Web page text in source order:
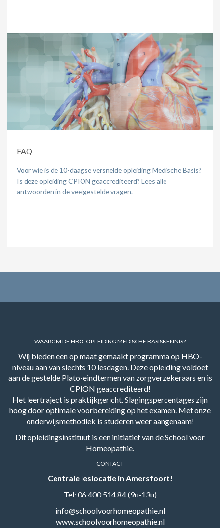
FAQ
Voor wie is de 10-daagse versnelde opleiding Medische Basis?
Is deze opleiding CPION geaccrediteerd? Lees alle
antwoorden in de veelgestelde vragen.
WAAROM DE HBO-OPLEIDING MEDISCHE BASISKENNIS?
Wij bieden een op maat gemaakt programma op HBO-
niveau aan van slechts 10 lesdagen. Deze opleiding voldoet
aan de gestelde Plato-eindtermen van zorgverzekeraars en is
CPION geaccrediteerd!
Het leertraject is praktijkgericht. Slagingspercentages zijn
hoog door optimale voorbereiding op het examen. Met onze
onderwijsmethodiek is studeren weer aangenaam!
Dit opleidingsinstituut is een initiatief van deSchool voor
Homeopathie
CONTACT
Centrale leslocatie in Amersfoort!
Tel: 06 400 514 84 (9u-13u)
info@schoolvoorhomeopathie.nl
www.schoolvoorhomeopathie.nl